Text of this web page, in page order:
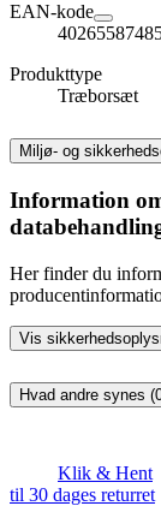
EAN-kode
Produkttype
Træborsæt
Miljø- og
Information
Her finder du
Vis
Hvad andre synes
Klik & Hent
til 30 dages returret